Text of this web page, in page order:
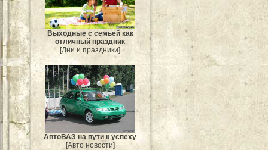
Выходные с семьей как
отличный праздник
[Дни и праздники]
АвтоВАЗ на пути к успеху
[Авто новости]